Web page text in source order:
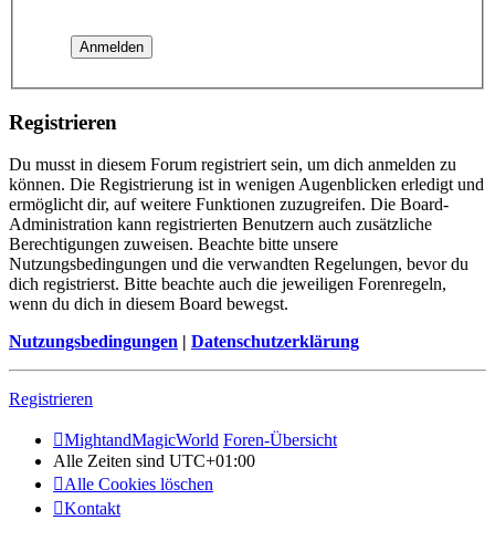
Registrieren
Du musst in diesem Forum registriert sein, um dich anmelden zu
können. Die Registrierung ist in wenigen Augenblicken erledigt und
ermöglicht dir, auf weitere Funktionen zuzugreifen. Die Board-
Administration kann registrierten Benutzern auch zusätzliche
Berechtigungen zuweisen. Beachte bitte unsere
Nutzungsbedingungen und die verwandten Regelungen, bevor du
dich registrierst. Bitte beachte auch die jeweiligen Forenregeln,
wenn du dich in diesem Board bewegst.
Nutzungsbedingungen | Datenschutzerklärung
Registrieren
MightandMagicWorld Foren-Übersicht
Alle Zeiten sind UTC+01:00
Alle Cookies löschen
Kontakt